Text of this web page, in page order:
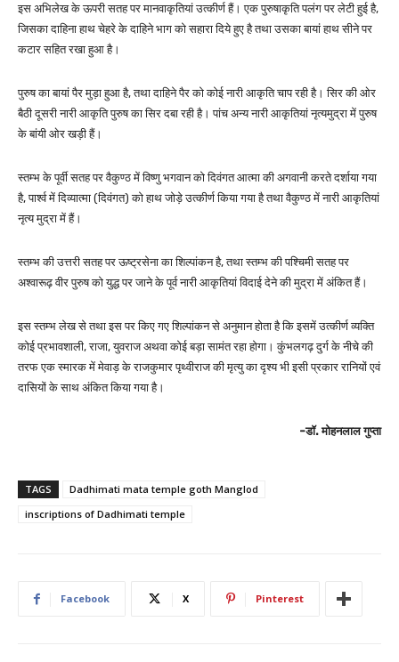
इस अभिलेख के ऊपरी सतह पर मानवाकृतियां उत्कीर्ण हैं। एक पुरुषाकृति पलंग पर लेटी हुई है,
जिसका दाहिना हाथ चेहरे के दाहिने भाग को सहारा दिये हुए है तथा उसका बायां हाथ सीने पर
कटार सहित रखा हुआ है।
पुरुष का बायां पैर मुड़ा हुआ है, तथा दाहिने पैर को कोई नारी आकृति चाप रही है। सिर की ओर
बैठी दूसरी नारी आकृति पुरुष का सिर दबा रही है। पांच अन्य नारी आकृतियां नृत्यमुद्रा में पुरुष
के बांयी ओर खड़ी हैं।
स्तम्भ के पूर्वी सतह पर वैकुण्ठ में विष्णु भगवान को दिवंगत आत्मा की अगवानी करते दर्शाया गया
है, पार्श्व में दिव्यात्मा (दिवंगत) को हाथ जोड़े उत्कीर्ण किया गया है तथा वैकुण्ठ में नारी आकृतियां
नृत्य मुद्रा में हैं।
स्तम्भ की उत्तरी सतह पर ऊष्ट्रसेना का शिल्पांकन है, तथा स्तम्भ की पश्चिमी सतह पर
अश्वारूढ़ वीर पुरुष को युद्ध पर जाने के पूर्व नारी आकृतियां विदाई देने की मुद्रा में अंकित हैं।
इस स्तम्भ लेख से तथा इस पर किए गए शिल्पांकन से अनुमान होता है कि इसमें उत्कीर्ण व्यक्ति
कोई प्रभावशाली, राजा, युवराज अथवा कोई बड़ा सामंत रहा होगा। कुंभलगढ़ दुर्ग के नीचे की
तरफ एक स्मारक में मेवाड़ के राजकुमार पृथ्वीराज की मृत्यु का दृश्य भी इसी प्रकार रानियों एवं
दासियों के साथ अंकित किया गया है।
-डॉ. मोहनलाल गुप्ता
TAGS
Dadhimati mata temple goth Manglod
inscriptions of Dadhimati temple
Facebook X Pinterest